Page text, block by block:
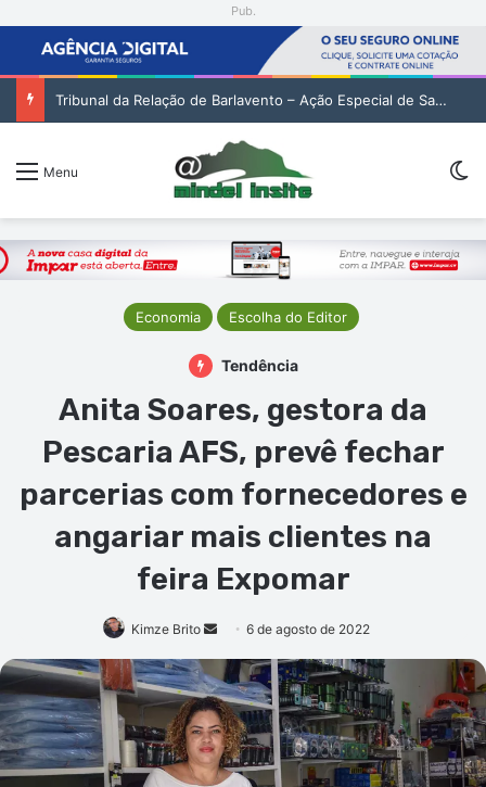
Pub.
Tribunal da Relação de Barlavento – Ação Especial de Sandra Helena Monteiro Lima (2. pub)
Menu
Economia Escolha do Editor
Tendência
Anita Soares, gestora da
Pescaria AFS, prevê fechar
parcerias com fornecedores e
angariar mais clientes na
feira Expomar
Kimze Brito
Mande
e-
mail
6 de agosto de 2022